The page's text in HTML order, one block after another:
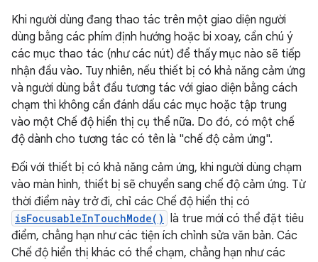
Khi người dùng đang thao tác trên một giao diện người
dùng bằng các phím định hướng hoặc bi xoay, cần chú ý
các mục thao tác (như các nút) để thấy mục nào sẽ tiếp
nhận đầu vào. Tuy nhiên, nếu thiết bị có khả năng cảm ứng
và người dùng bắt đầu tương tác với giao diện bằng cách
chạm thì không cần đánh dấu các mục hoặc tập trung
vào một Chế độ hiển thị cụ thể nữa. Do đó, có một chế
độ dành cho tương tác có tên là "chế độ cảm ứng".
Đối với thiết bị có khả năng cảm ứng, khi người dùng chạm
vào màn hình, thiết bị sẽ chuyển sang chế độ cảm ứng. Từ
thời điểm này trở đi, chỉ các Chế độ hiển thị có
isFocusableInTouchMode() là true mới có thể đặt tiêu
điểm, chẳng hạn như các tiện ích chỉnh sửa văn bản. Các
Chế độ hiển thị khác có thể chạm, chẳng hạn như các